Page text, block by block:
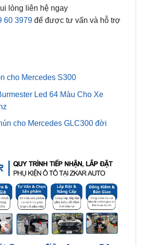
cho Mercedes S300
cho Mercedes GLC300 đời
Gương điện Azcam G1
A150 uy tín tại